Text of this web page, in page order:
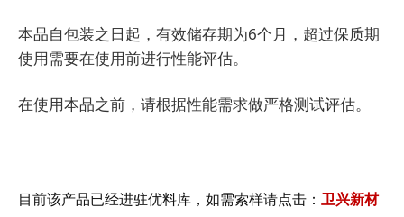
本品自包装之日起，有效储存期为6个月，超过保质期
使用需要在使用前进行性能评估。
在使用本品之前，请根据性能需求做严格测试评估。
目前该产品已经进驻优料库，如需索样请点击： 卫兴新材